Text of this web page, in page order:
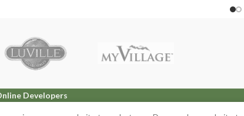
Developers